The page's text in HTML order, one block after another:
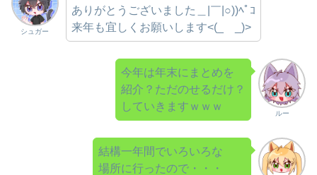
シュガー
ありがとうございました＿|￣|○))ﾍﾟｺ
来年も宜しくお願いします<(_ _)>
ルー
今年は年末にまとめを
紹介？ただのせるだけ？
していきますｗｗｗ
結構一年間でいろいろな
場所に行ったので・・・